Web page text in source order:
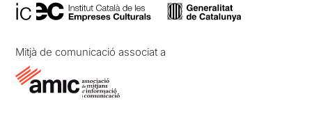
Mitjà de comunicació associat a